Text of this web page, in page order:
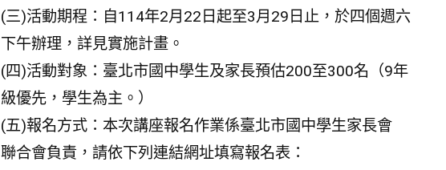
(三)活動期程：自114年2月22日起至3月29日止，於四個週六
下午辦理，詳見實施計畫。
(四)活動對象：臺北市國中學生及家長預估200至300名（9年
級優先，學生為主。）
(五)報名方式：本次講座報名作業係臺北市國中學生家長會
聯合會負責，請依下列連結網址填寫報名表：